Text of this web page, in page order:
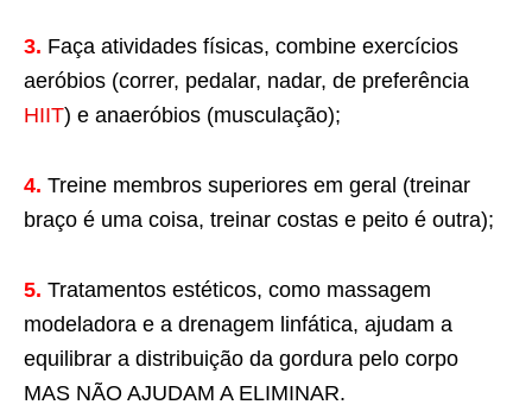
3. Faça atividades físicas, combine exercícios
aeróbios (correr, pedalar, nadar, de preferência
HIIT) e anaeróbios (musculação);
4. Treine membros superiores em geral (treinar
braço é uma coisa, treinar costas e peito é outra);
5. Tratamentos estéticos, como massagem
modeladora e a drenagem linfática, ajudam a
equilibrar a distribuição da gordura pelo corpo
MAS NÃO AJUDAM A ELIMINAR.